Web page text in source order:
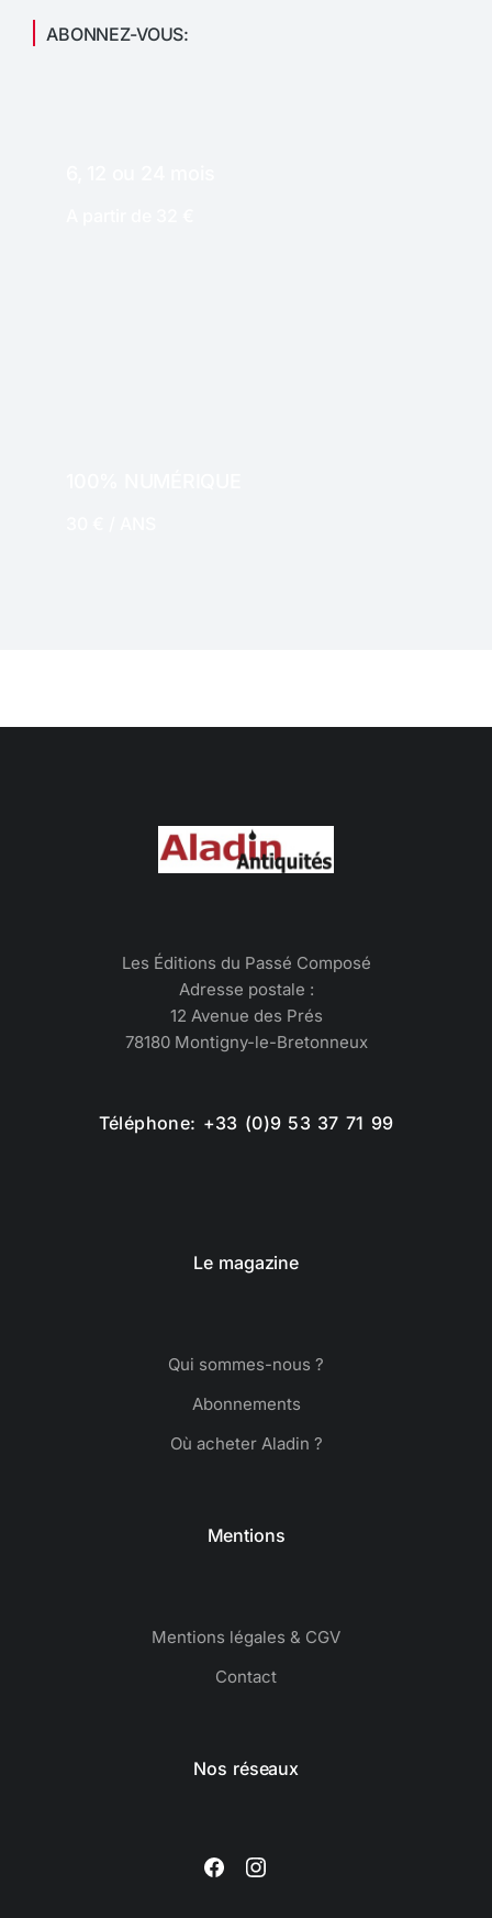
ABONNEZ-VOUS:
Les Éditions du Passé Composé
Adresse postale :
12 Avenue des Prés
78180 Montigny-le-Bretonneux
Téléphone: +33 (0)9 53 37 71 99
Le magazine
Qui sommes-nous ?
Abonnements
Où acheter Aladin ?
Mentions
Mentions légales & CGV
Contact
Nos réseaux